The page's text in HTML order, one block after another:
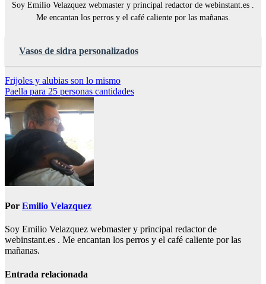
Soy Emilio Velazquez webmaster y principal redactor de webinstant.es .
Me encantan los perros y el café caliente por las mañanas.
Vasos de sidra personalizados
Navegación
de
entradas
Frijoles y alubias son lo mismo
Paella para 25 personas cantidades
Por Emilio Velazquez
Soy Emilio Velazquez webmaster y principal redactor de
webinstant.es . Me encantan los perros y el café caliente por las
mañanas.
Entrada relacionada